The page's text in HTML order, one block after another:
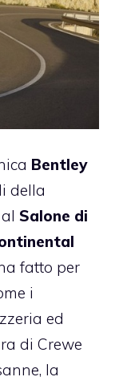
Bentley
della
Salone di
fatto per
i
ed
di Crewe
la